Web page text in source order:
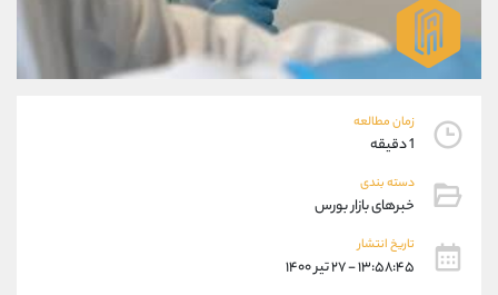
زمان مطالعه
1 دقیقه
دسته بندی
خبرهای بازار بورس
تاریخ انتشار
۱۳:۵۸:۴۵ - ۲۷ تیر ۱۴۰۰
09304891085
واتساپ شروع گفتگو
تلگرام @Armteam_admin_103
پشتیبان فروش
موبایل
واتساپ
تلگرام
داخلی